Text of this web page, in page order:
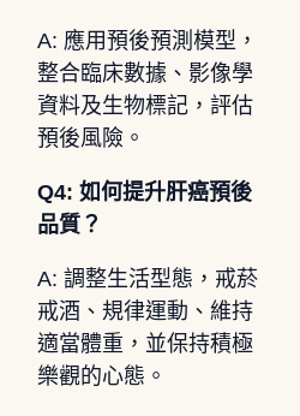
A: 應用預後預測模型，
整合臨床數據、影像學
資料及生物標記，評估
預後風險。
Q4: 如何提升肝癌預後
品質？
A: 調整生活型態，戒菸
戒酒、規律運動、維持
適當體重，並保持積極
樂觀的心態。